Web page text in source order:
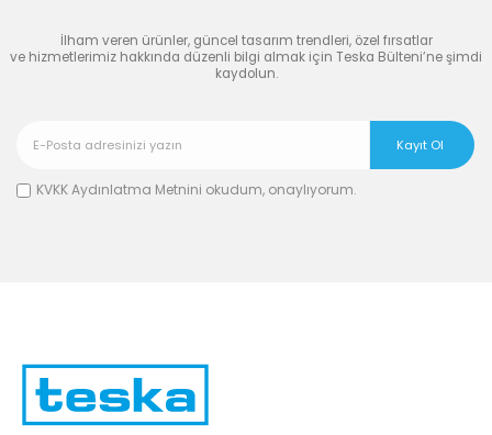
İlham veren ürünler, güncel tasarım trendleri, özel fırsatlar
ve hizmetlerimiz hakkında düzenli bilgi almak için Teska Bülteni’ne şimdi
kaydolun.
KVKK Aydınlatma Metnini okudum, onaylıyorum.